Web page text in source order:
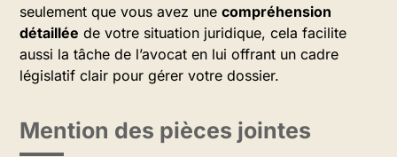
seulement que vous avez une compréhension
détaillée de votre situation juridique, cela facilite
aussi la tâche de l’avocat en lui offrant un cadre
législatif clair pour gérer votre dossier.
Mention des pièces jointes